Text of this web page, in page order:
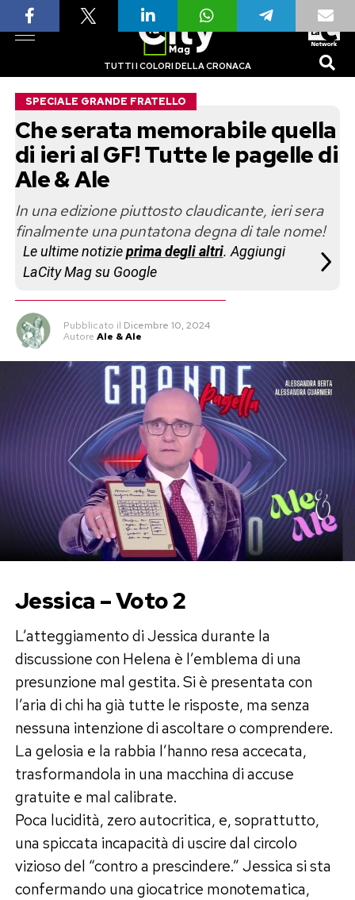
TUTTI I COLORI DELLA CRONACA
SPECIALE GRANDE FRATELLO
Che serata memorabile quella
di ieri al GF! Tutte le pagelle di
Ale & Ale
In una edizione piuttosto claudicante, ieri sera
finalmente una puntatona degna di tale nome!
Le ultime notizieprima degli altri. Aggiungi
LaCity Mag su Google
Pubblicato il Dicembre 10, 2024
Autore Ale & Ale
Jessica – Voto 2
L’atteggiamento di Jessica durante la
discussione con Helena è l’emblema di una
presunzione mal gestita. Si è presentata con
l’aria di chi ha già tutte le risposte, ma senza
nessuna intenzione di ascoltare o comprendere.
La gelosia e la rabbia l’hanno resa accecata,
trasformandola in una macchina di accuse
gratuite e mal calibrate.
Poca lucidità, zero autocritica, e, soprattutto,
una spiccata incapacità di uscire dal circolo
vizioso del “contro a prescindere.” Jessica si sta
confermando una giocatrice monotematica,